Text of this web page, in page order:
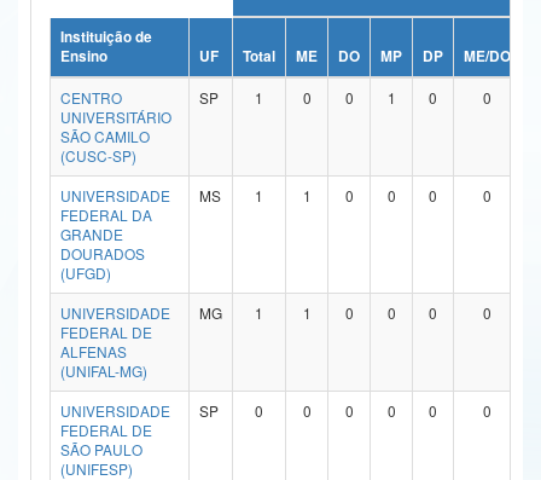
Ministério da Ciência, Tecnologia, Inovações e Comunicações
Ministério do Meio Ambiente
Ministério do Turismo
Ministério do Desenvolvimento Regional
Controladoria-Geral da União
Ministério da Mulher, da Família e dos Direitos Humanos
Secretaria-Geral
Secretaria de Governo
Gabinete de Segurança Institucional
Advocacia-Geral da União
Instituição de
Ensino
UF Total ME DO MP DP ME/DO
CENTRO
UNIVERSITÁRIO
SÃO CAMILO
(CUSC-SP)
SP 1 0 0 1 0 0
UNIVERSIDADE
FEDERAL DA
GRANDE
DOURADOS
(UFGD)
MS 1 1 0 0 0 0
UNIVERSIDADE
FEDERAL DE
ALFENAS
(UNIFAL-MG)
MG 1 1 0 0 0 0
UNIVERSIDADE
FEDERAL DE
SÃO PAULO
(UNIFESP)
SP 0 0 0 0 0 0